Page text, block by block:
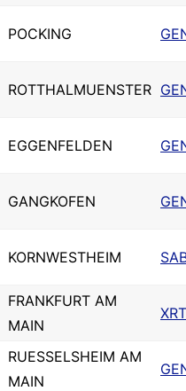
POCKING
ROTTHALMUENSTER
EGGENFELDEN
GANGKOFEN
KORNWESTHEIM
FRANKFURT AM
MAIN
RUESSELSHEIM AM
MAIN